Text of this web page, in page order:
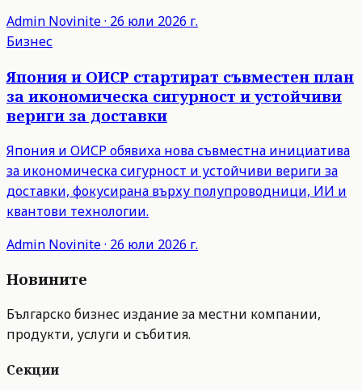
Admin Novinite· 26 юли 2026 г.
Бизнес
Япония и ОИСР стартират съвместен план
за икономическа сигурност и устойчиви
вериги за доставки
Япония и ОИСР обявиха нова съвместна инициатива
за икономическа сигурност и устойчиви вериги за
доставки, фокусирана върху полупроводници, ИИ и
квантови технологии.
Admin Novinite· 26 юли 2026 г.
Новините
Българско бизнес издание за местни компании,
продукти, услуги и събития.
Секции